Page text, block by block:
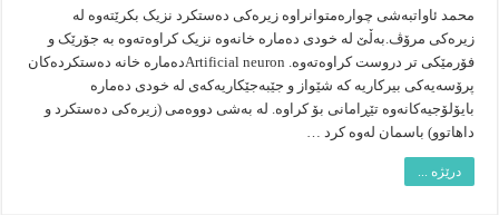
محمد ئاواتبەشی چوارەمتوانراوە زیرەکی دەستکرد نزیک بکرێتەوە لە
زیرەکی مرۆڤ.بەڵێ لە خودی دەمارە خانەوە نزیک کراوەتەوە بە جۆرێک و
فۆرمێکی تر دروست کراوەتەوە. Artificial neuronدەمارە خانە دەستکردەکان
پرۆسەیەکی بیرکاریە کە شێواز و جێبەجێکاریەکەی لە خودی دەمارە
بایۆلۆجیەکانەوە تێڕامانی بۆ کراوە. لە بەشی دووەمی (زیرەکی دەستکرد و
داهاتوو) باسمان لەوە کرد …
درێژە ...